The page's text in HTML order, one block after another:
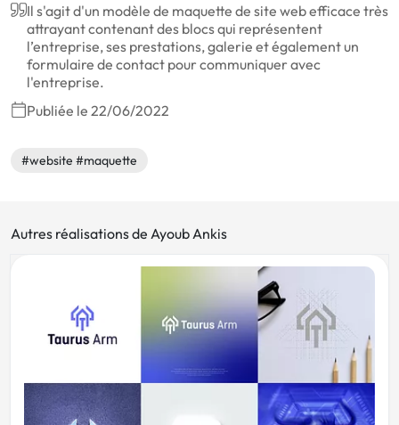
Il s'agit d'un modèle de maquette de site web efficace très
attrayant contenant des blocs qui représentent
l’entreprise, ses prestations, galerie et également un
formulaire de contact pour communiquer avec
l'entreprise.
Publiée le 22/06/2022
#website #maquette
Autres réalisations de Ayoub Ankis